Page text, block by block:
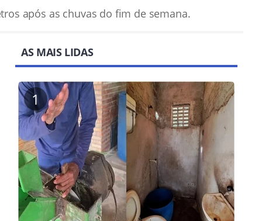
após as chuvas do fim de semana.
AS MAIS LIDAS
1